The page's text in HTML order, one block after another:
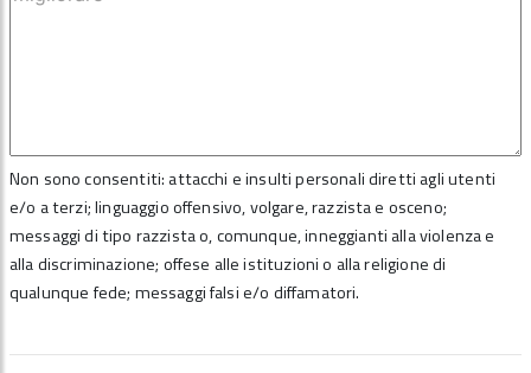
Non sono consentiti: attacchi e insulti personali diretti agli utenti
e/o a terzi; linguaggio offensivo, volgare, razzista e osceno;
messaggi di tipo razzista o, comunque, inneggianti alla violenza e
alla discriminazione; offese alle istituzioni o alla religione di
qualunque fede; messaggi falsi e/o diffamatori.